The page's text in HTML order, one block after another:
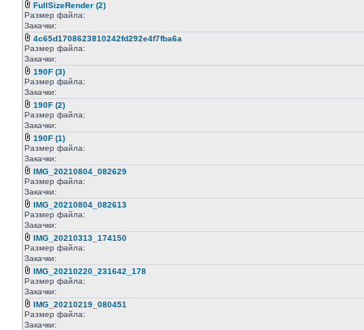
FullSizeRender (2)
Размер файла:
Закачки:
4c65d1708623810242fd292e4f7fba6a
Размер файла:
Закачки:
190F (3)
Размер файла:
Закачки:
190F (2)
Размер файла:
Закачки:
190F (1)
Размер файла:
Закачки:
IMG_20210804_082629
Размер файла:
Закачки:
IMG_20210804_082613
Размер файла:
Закачки:
IMG_20210313_174150
Размер файла:
Закачки:
IMG_20210220_231642_178
Размер файла:
Закачки:
IMG_20210219_080451
Размер файла:
Закачки: